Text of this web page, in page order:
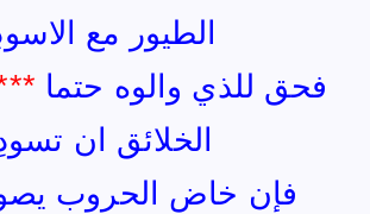
الطيور مع
فحق للذي والوه حتما
الخلائق ان
فإن خاض الحروب